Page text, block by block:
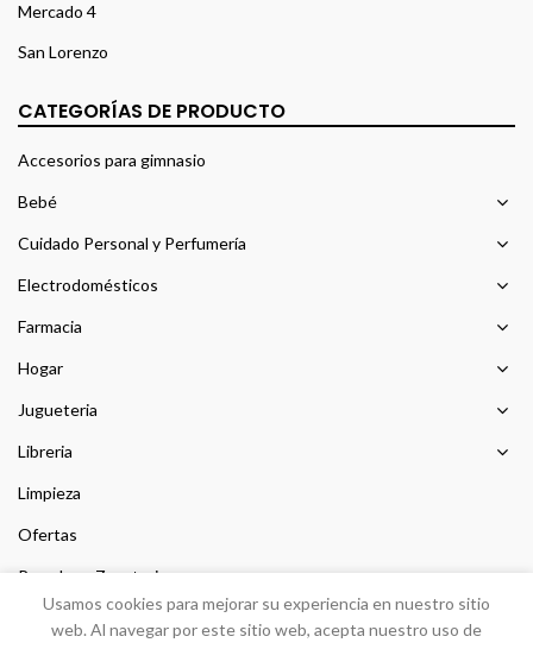
Mercado 4
San Lorenzo
CATEGORÍAS DE PRODUCTO
Accesorios para gimnasio
Bebé
Cuidado Personal y Perfumería
Electrodomésticos
Farmacia
Hogar
Jugueteria
Libreria
Limpieza
Ofertas
Prendas y Zapateria
Usamos cookies para mejorar su experiencia en nuestro sitio
web. Al navegar por este sitio web, acepta nuestro uso de